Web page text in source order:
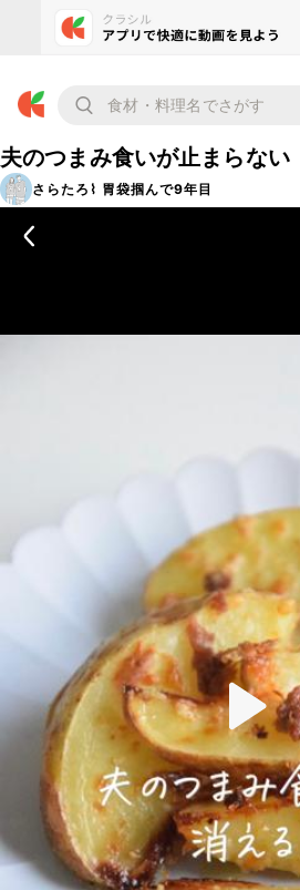
夫のつまみ食いが止まらない
さらたろ⌇ 胃袋掴んで9年目